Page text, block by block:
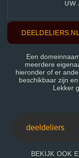
UW
DEELDELIERS.NL
Een
meerdere
hieronder of er
beschikbaar zijn
Lekker
BEKIJK OOK